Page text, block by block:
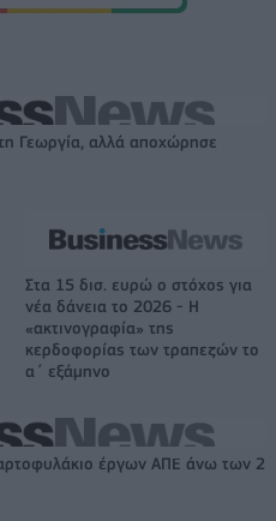
Γεωργία, αλλά αποχώρησε
Στα 15 δισ. ευρώ ο στόχος για
νέα δάνεια το 2026 - Η
«ακτινογραφία» της
κερδοφορίας των τραπεζών το
α΄ εξάμηνο
έργων ΑΠΕ άνω των 2